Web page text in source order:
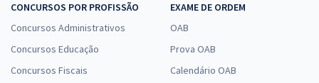
CONCURSOS POR PROFISSÃO
Concursos Administrativos
Concursos Educação
Concursos Fiscais
EXAME DE ORDEM
OAB
Prova OAB
Calendário OAB